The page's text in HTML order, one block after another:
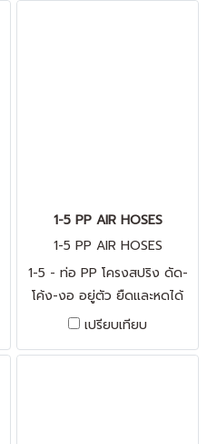
1-5 PP AIR HOSES
1-5 PP AIR HOSES
1-5 - ท่อ PP โครงสปริง ดัด-
โค้ง-งอ อยู่ตัว ยืดและหดได้
โดยไม่คืนตัวกลับ ระยะหด 1.5
เปรียบเทียบ